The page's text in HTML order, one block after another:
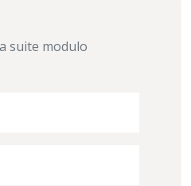
suite modulo